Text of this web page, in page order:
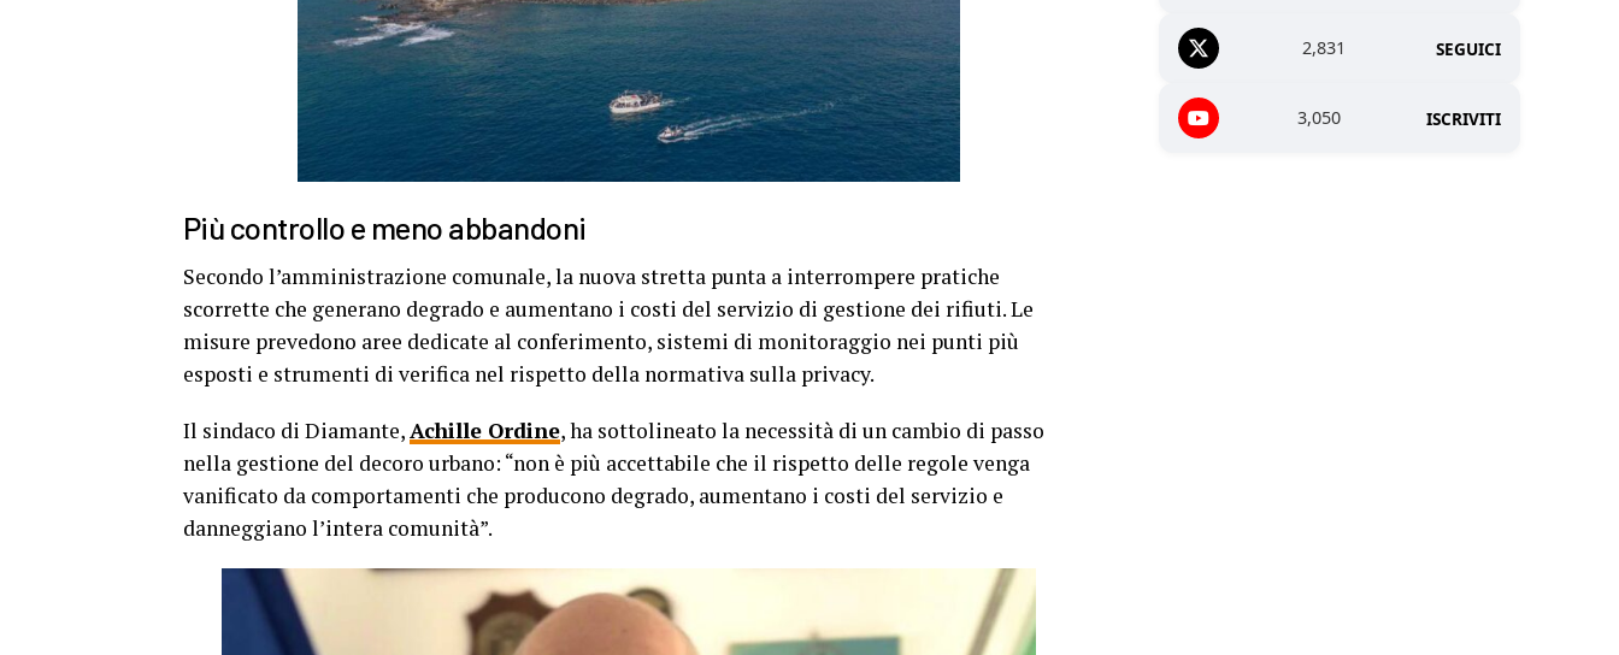
Più controllo e meno abbandoni
Secondo l’amministrazione comunale, la nuova stretta punta a interrompere pratiche
scorrette che generano degrado e aumentano i costi del servizio di gestione dei rifiuti. Le
misure prevedono aree dedicate al conferimento, sistemi di monitoraggio nei punti più
esposti e strumenti di verifica nel rispetto della normativa sulla privacy.
Il sindaco di Diamante,Achille Ordine, ha sottolineato la necessità di un cambio di passo
nella gestione del decoro urbano: “non è più accettabile che il rispetto delle regole venga
vanificato da comportamenti che producono degrado, aumentano i costi del servizio e
danneggiano l’intera comunità”.
2,831 SEGUICI
3,050 ISCRIVITI